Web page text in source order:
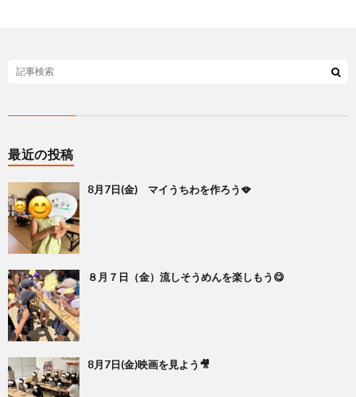
最近の投稿
8月7日(金) マイうちわを作ろう🪭
８月７日（金）流しそうめんを楽しもう😋
8月7日(金)映画を見よう🎥